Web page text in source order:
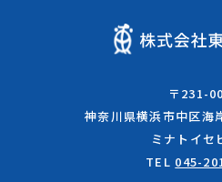
〒231-
神奈川県横浜市中区海
ミナトイセ
TEL 045-